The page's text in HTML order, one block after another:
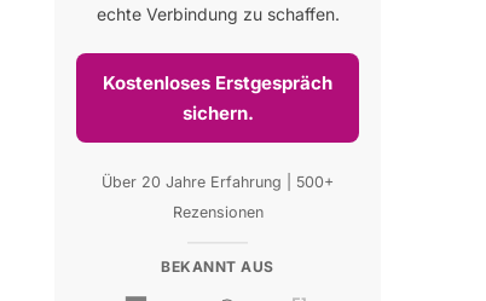
echte Verbindung zu schaffen.
Kostenloses Erstgespräch
sichern.
Über 20 Jahre Erfahrung | 500+
Rezensionen
BEKANNT AUS